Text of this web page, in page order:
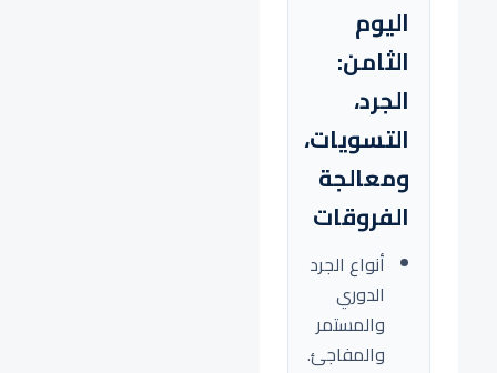
اليوم
الثامن:
الجرد،
التسويات،
ومعالجة
الفروقات
أنواع الجرد
الدوري
والمستمر
والمفاجئ.